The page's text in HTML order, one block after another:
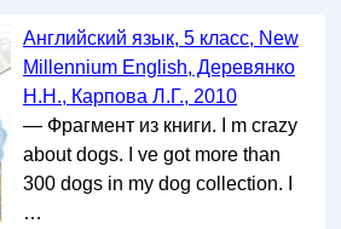
Английский язык, 5 класс, New
Millennium English, Деревянко
Н.Н., Карпова Л.Г., 2010
— Фрагмент из книги. I m crazy
about dogs. I ve got more than
300 dogs in my dog collection. I
…